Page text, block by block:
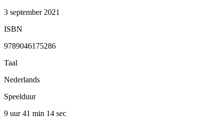
3 september 2021
ISBN
9789046175286
Taal
Nederlands
Speelduur
9 uur 41 min 14 sec